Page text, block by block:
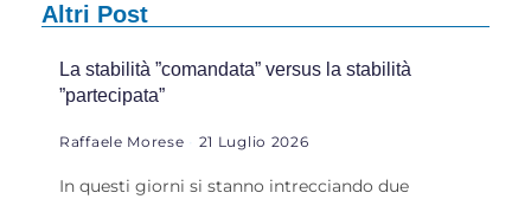
Altri Post
La stabilità ”comandata” versus la stabilità
”partecipata”
Raffaele Morese 21 Luglio 2026
In questi giorni si stanno intrecciando due